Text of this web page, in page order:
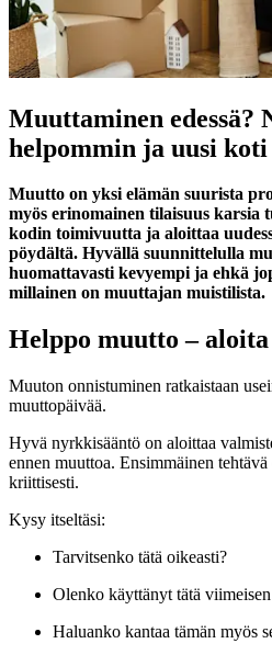
Muuttaminen edessä?
helpommin ja uusi
Muutto on yksi elämän suurista
myös erinomainen tilaisuus karsia
kodin toimivuutta ja aloittaa
pöydältä. Hyvällä suunnittelulla
huomattavasti kevyempi ja ehkä
millainen on muuttajan muistilista.
Helppo muutto –
Muuton onnistuminen ratkaistaan
muuttopäivää.
Hyvä nyrkkisääntö on aloittaa
ennen muuttoa. Ensimmäinen
kriittisesti.
Kysy itseltäsi:
Tarvitsenko tätä oikeasti?
Olenko käyttänyt tätä
Haluanko kantaa tämän myös